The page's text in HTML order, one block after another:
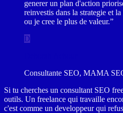
generer un plan d'action
reinvestis dans la strategie et
ou je cree le plus de valeur.”
D
Consultante SEO, MAMA
Si tu cherches un consultant SEO
outils. Un freelance qui travaille
c'est comme un developpeur qui